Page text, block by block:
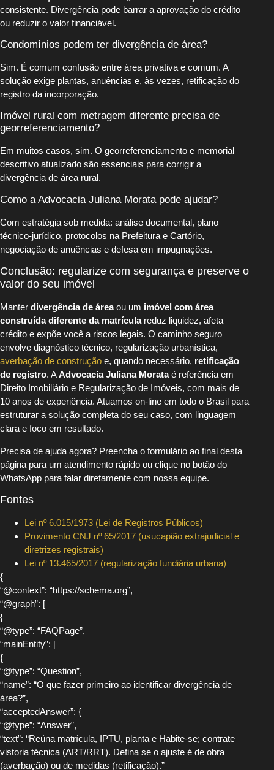
consistente. Divergência pode barrar a aprovação do crédito
ou reduzir o valor financiável.
Condomínios podem ter divergência de área?
Sim. É comum confusão entre área privativa e comum. A
solução exige plantas, anuências e, às vezes, retificação do
registro da incorporação.
Imóvel rural com metragem diferente precisa de
georreferenciamento?
Em muitos casos, sim. O georreferenciamento e memorial
descritivo atualizado são essenciais para corrigir a
divergência de área rural.
Como a Advocacia Juliana Morata pode ajudar?
Com estratégia sob medida: análise documental, plano
técnico-jurídico, protocolos na Prefeitura e Cartório,
negociação de anuências e defesa em impugnações.
Conclusão: regularize com segurança e preserve o
valor do seu imóvel
Manter divergência de áreaou um imóvel com área
construída diferente da matrículareduz liquidez, afeta
crédito e expõe você a riscos legais. O caminho seguro
envolve diagnóstico técnico, regularização urbanística,
averbação de construção e, quando necessário, retificação
de registro. AAdvocacia Juliana Morataé referência em
Direito Imobiliário e Regularização de Imóveis, com mais de
10 anos de experiência. Atuamos on-line em todo o Brasil para
estruturar a solução completa do seu caso, com linguagem
clara e foco em resultado.
Precisa de ajuda agora? Preencha o formulário ao final desta
página para um atendimento rápido ou clique no botão do
WhatsApp para falar diretamente com nossa equipe.
Fontes
Lei nº 6.015/1973 (Lei de Registros Públicos)
Provimento CNJ nº 65/2017 (usucapião extrajudicial e
diretrizes registrais)
Lei nº 13.465/2017 (regularização fundiária urbana)
{
“@context”: “https://schema.org”,
“@graph”: [
{
“@type”: “FAQPage”,
“mainEntity”: [
{
“@type”: “Question”,
“name”: “O que fazer primeiro ao identificar divergência de
área?”,
“acceptedAnswer”: {
“@type”: “Answer”,
“text”: “Reúna matrícula, IPTU, planta e Habite-se; contrate
vistoria técnica (ART/RRT). Defina se o ajuste é de obra
(averbação) ou de medidas (retificação).”